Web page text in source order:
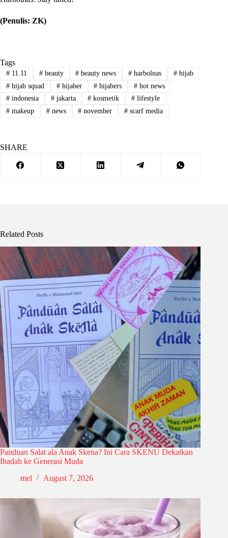
(Penulis: ZK)
Tags
#11.11 #beauty # beauty news # harbolnas # hijab
#hijab squad #hijaber # hijabers # hot news
#indonesia #jakarta # kosmetik # lifestyle
#makeup #news # november # scarf media
SHARE
Related Posts
Panduan Salat ala Anak Skena? Ini Cara SKENU Dekatkan
Ibadah ke Generasi Muda
mel
August 7, 2026